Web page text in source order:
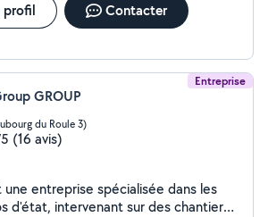
profil Contacter
Entreprise
GROUP
du Roule 3)
(16 avis)
une entreprise spécialisée dans les
d'état, intervenant sur des chantiers